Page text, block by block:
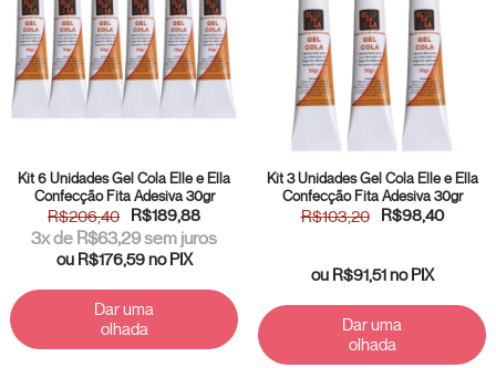
Kit 6 Unidades Gel Cola Elle e Ella
Confecção Fita Adesiva 30gr
R$206,40 R$189,88
3x de R$63,29sem juros
ou R$176,59no PIX
Dar uma
olhada
Kit 3 Unidades Gel Cola Elle e Ella
Confecção Fita Adesiva 30gr
R$103,20 R$98,40
ou R$91,51no PIX
Dar uma
olhada